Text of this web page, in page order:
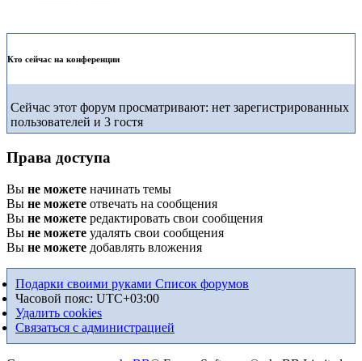
Кто сейчас на конференции
Сейчас этот форум просматривают: нет зарегистрированных
пользователей и 3 гостя
Права доступа
Вы не можете начинать темы
Вы не можете отвечать на сообщения
Вы не можете редактировать свои сообщения
Вы не можете удалять свои сообщения
Вы не можете добавлять вложения
Подарки своими руками Список форумов
Часовой пояс: UTC+03:00
Удалить cookies
Связаться с администрацией